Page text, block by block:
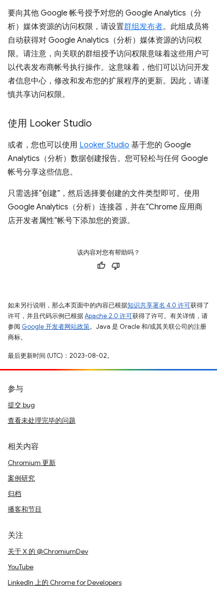
要向其他 Google 帐号授予对您的 Google Analytics（分
析）媒体资源的访问权限，请设置群组发布者。此组成员将
自动获得对 Google Analytics（分析）媒体资源的访问权
限。请注意，向关联的群组授予访问权限意味着这些用户可
以代表发布商帐号执行操作。这意味着，他们可以访问开发
者信息中心，修改和发布您的扩展程序的更新。因此，请谨
慎共享访问权限。
使用 Looker Studio
或者，您也可以使用 Looker Studio 基于您的 Google
Analytics（分析）数据创建报告。您可轻松与任何 Google
帐号分享这些信息。
只需选择“创建”，然后选择要创建的文件类型即可。使用
Google Analytics（分析）连接器，并在“Chrome 应用商
店开发者属性”帐号下添加您的资源。
该内容对您有帮助吗？
如未另行说明，那么本页面中的内容已根据知识共享署名 4.0 许可获得了
许可，并且代码示例已根据Apache 2.0 许可获得了许可。有关详情，请
参阅 Google 开发者网站政策。Java 是 Oracle 和/或其关联公司的注册
商标。
最后更新时间 (UTC)：2023-08-02。
参与
提交 bug
查看未处理完毕的问题
相关内容
Chromium 更新
案例研究
归档
播客和节目
关注
关于 X 的 @ChromiumDev
YouTube
LinkedIn 上的 Chrome for Developers